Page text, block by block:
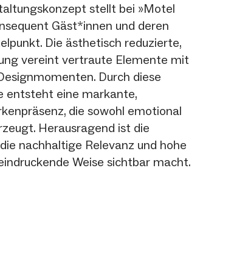
stellt bei »Motel
Gäst*innen und deren
Die ästhetisch reduzierte,
vereint vertraute Elemente mit
Durch diese
entsteht eine markante,
die sowohl emotional
Herausragend ist die
nachhaltige Relevanz und hohe
Weise sichtbar macht.